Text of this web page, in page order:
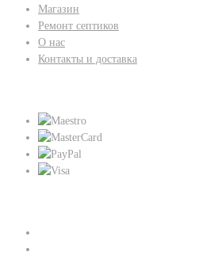
Магазин
Ремонт септиков
О нас
Контакты и доставка